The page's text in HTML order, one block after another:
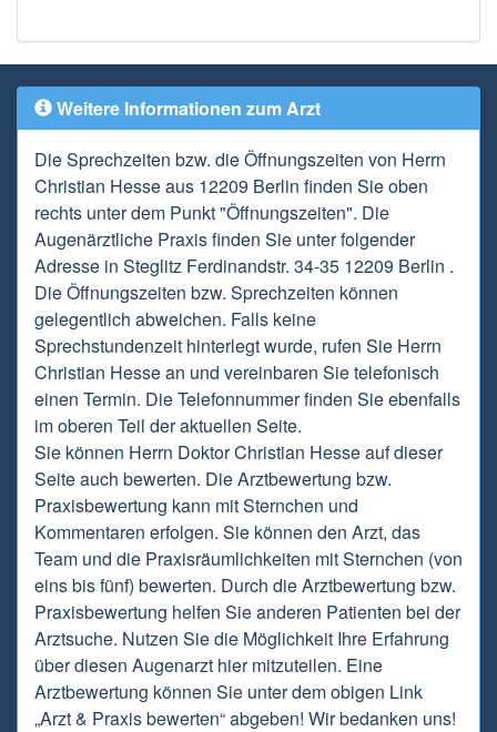
Weitere Informationen zum Arzt
Die Sprechzeiten bzw. die Öffnungszeiten von Herrn
Christian Hesse aus 12209 Berlin finden Sie oben
rechts unter dem Punkt "Öffnungszeiten". Die
Augenärztliche Praxis finden Sie unter folgender
Adresse in Steglitz Ferdinandstr. 34-35 12209 Berlin .
Die Öffnungszeiten bzw. Sprechzeiten können
gelegentlich abweichen. Falls keine
Sprechstundenzeit hinterlegt wurde, rufen Sie Herrn
Christian Hesse an und vereinbaren Sie telefonisch
einen Termin. Die Telefonnummer finden Sie ebenfalls
im oberen Teil der aktuellen Seite.
Sie können Herrn Doktor Christian Hesse auf dieser
Seite auch bewerten. Die Arztbewertung bzw.
Praxisbewertung kann mit Sternchen und
Kommentaren erfolgen. Sie können den Arzt, das
Team und die Praxisräumlichkeiten mit Sternchen (von
eins bis fünf) bewerten. Durch die Arztbewertung bzw.
Praxisbewertung helfen Sie anderen Patienten bei der
Arztsuche. Nutzen Sie die Möglichkeit Ihre Erfahrung
über diesen Augenarzt hier mitzuteilen. Eine
Arztbewertung können Sie unter dem obigen Link
„Arzt & Praxis bewerten“ abgeben! Wir bedanken uns!